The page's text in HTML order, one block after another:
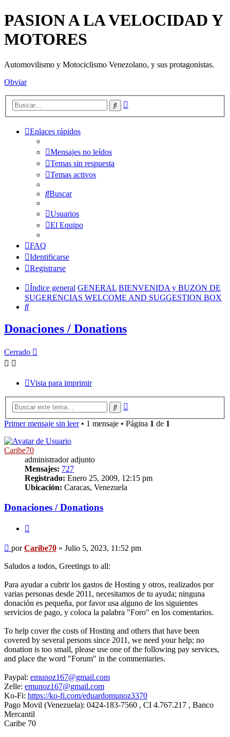
PASION A LA VELOCIDAD Y
MOTORES
Automovilismo y Motociclismo Venezolano, y sus protagonistas.
Obviar
Buscar
Enlaces rápidos
Mensajes no leídos
Temas sin respuesta
Temas activos
Buscar
Usuarios
El Equipo
FAQ
Identificarse
Registrarse
Índice general GENERAL BIENVENIDA y BUZON DE
SUGERENCIAS WELCOME AND SUGGESTION BOX
Buscar
Donaciones / Donations
Cerrado
Vista para imprimir
Buscar
Primer mensaje sin leer• 1 mensaje • Página 1 de 1
Caribe70
administrador adjunto
Mensajes: 727
Registrado: Enero 25, 2009, 12:15 pm
Ubicación: Caracas, Venezuela
Donaciones / Donations
Mensaje
sin
leer
porCaribe70 » Julio 5, 2023, 11:52 pm
Saludos a todos, Greetings to all:
Para ayudar a cubrir los gastos de Hosting y otros, realizados por
varias personas desde 2011, necesitamos de tu ayuda; ninguna
donación es pequeña, por favor usa alguno de los siguientes
servicios de pago, y coloca la palabra "Foro" en los comentarios.
To help cover the costs of Hosting and others that have been
covered by several persons since 2011, we need your help; no
donation is too small, please use one of the following pay services,
and place the word "Forum" in the commentaries.
Paypal: emunoz167@gmail.com
Zelle: emunoz167@gmail.com
Ko-Fi: https://ko-fi.com/eduardomunoz3370
Pago Movil (Venezuela): 0424-183-7560 , CI 4.767.217 , Banco
Mercantil
Caribe 70